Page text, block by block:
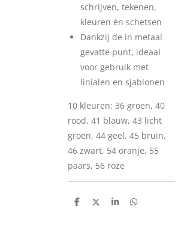
schrijven, tekenen,
kleuren én schetsen
Dankzij de in metaal
gevatte punt, ideaal
voor gebruik met
linialen en sjablonen
10 kleuren: 36 groen, 40
rood, 41 blauw, 43 licht
groen, 44 geel, 45 bruin,
46 zwart, 54 oranje, 55
paars, 56 roze
D
D
S
D